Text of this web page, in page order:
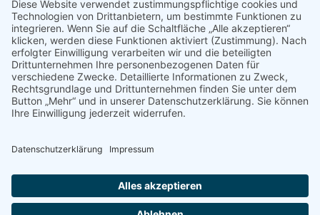
Vertrag widerrufen
Informationen
Impressum & Disclaimer
AGB und Widerrufsrecht
Verpackung und Versand